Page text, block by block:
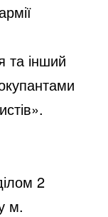
та інший
2
м.